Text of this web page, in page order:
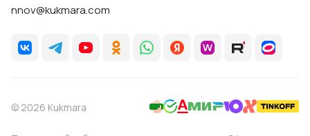
nnov@kukmara.com
© 2026 Kukmara